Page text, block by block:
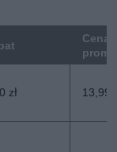
Cena
zł 13,99